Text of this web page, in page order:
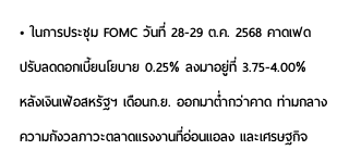
• ในการประชุม FOMC วันที่ 28-29 ต.ค. 2568 คาดเฟด
ปรับลดดอกเบี้ยนโยบาย 0.25% ลงมาอยู่ที่ 3.75-4.00%
หลังเงินเฟ้อสหรัฐฯ เดือนก.ย. ออกมาต่ำกว่าคาด ท่ามกลาง
ความกังวลภาวะตลาดแรงงานที่อ่อนแอลง และเศรษฐกิจ